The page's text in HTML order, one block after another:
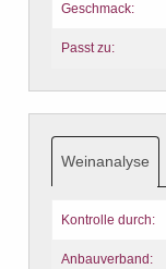
Geschmack:
Passt zu:
Weinanalyse
Kontrolle durch:
Anbauverband: